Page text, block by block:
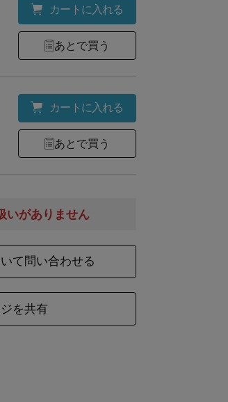
カートに入れる
あとで買う
カートに入れる
あとで買う
て問い合わせる
を共有
いがありません